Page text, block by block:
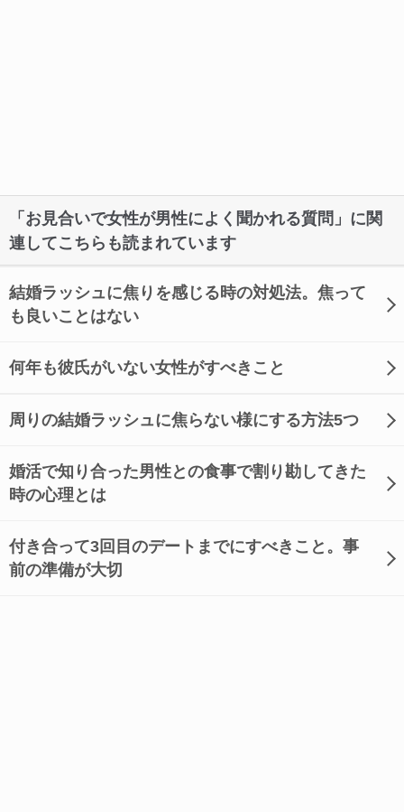
「お見合いで女性が男性によく聞かれる質問」に関
連してこちらも読まれています
結婚ラッシュに焦りを感じる時の対処法。焦って
も良いことはない
何年も彼氏がいない女性がすべきこと
周りの結婚ラッシュに焦らない様にする方法5つ
婚活で知り合った男性との食事で割り勘してきた
時の心理とは
付き合って3回目のデートまでにすべきこと。事
前の準備が大切